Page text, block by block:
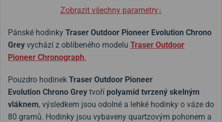
Zobrazit všechny parametry↓
Pánské hodinky Traser Outdoor Pioneer Evolution Chrono
Grey vychází z oblíbeného modelu Traser Outdoor
Pioneer Chronograph.
Pouzdro hodinek Traser Outdoor Pioneer
Evolution Chrono Grey tvoří polyamid tvrzený skelným
vláknem, výsledkem jsou odolné a lehké hodinky o váze do
80 gramů. Hodinky jsou vybaveny quartzovým pohonem a